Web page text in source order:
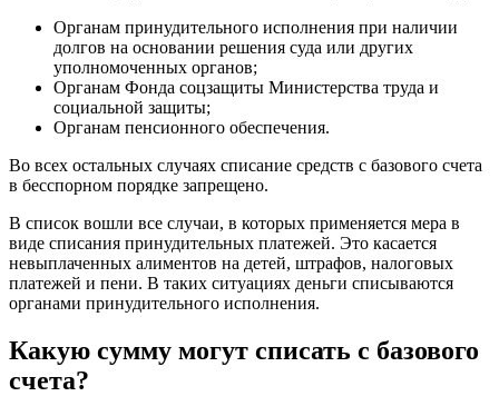
Органам принудительного исполнения при наличии
долгов на основании решения суда или других
уполномоченных органов;
Органам Фонда соцзащиты Министерства труда и
социальной защиты;
Органам пенсионного обеспечения.
Во всех остальных случаях списание средств с базового счета
в бесспорном порядке запрещено.
В список вошли все случаи, в которых применяется мера в
виде списания принудительных платежей. Это касается
невыплаченных алиментов на детей, штрафов, налоговых
платежей и пени. В таких ситуациях деньги списываются
органами принудительного исполнения.
Какую сумму могут списать с базового
счета?